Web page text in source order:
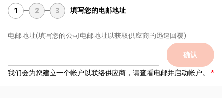
1 2 3 填写您的电邮地址
电邮地址(填写您的公司电邮地址以获取供应商的迅速回覆)
确认
我们会为您建立一个帐户以联络供应商，请查看电邮并启动帐户。